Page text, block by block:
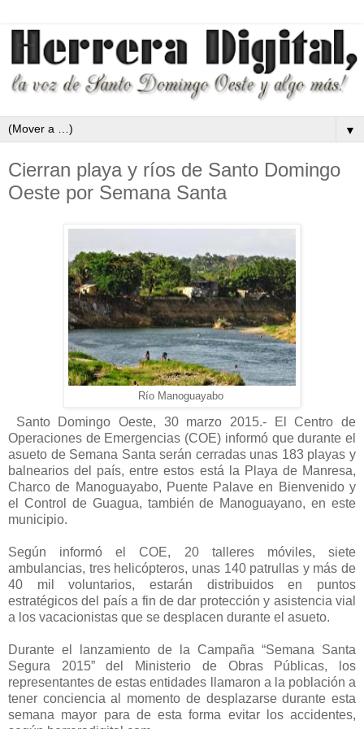
▼
Cierran playa y ríos de Santo Domingo
Oeste por Semana Santa
Río Manoguayabo
Santo Domingo Oeste, 30 marzo 2015.- El Centro de
Operaciones de Emergencias (COE) informó que durante el
asueto de Semana Santa serán cerradas unas 183 playas y
balnearios del país, entre estos está la Playa de Manresa,
Charco de Manoguayabo, Puente Palave en Bienvenido y
el Control de Guagua, también de Manoguayano, en este
municipio.
Según informó el COE, 20 talleres móviles, siete
ambulancias, tres helicópteros, unas 140 patrullas y más de
40 mil voluntarios, estarán distribuidos en puntos
estratégicos del país a fin de dar protección y asistencia vial
a los vacacionistas que se desplacen durante el asueto.
Durante el lanzamiento de la Campaña “Semana Santa
Segura 2015” del Ministerio de Obras Públicas, los
representantes de estas entidades llamaron a la población a
tener conciencia al momento de desplazarse durante esta
semana mayor para de esta forma evitar los accidentes,